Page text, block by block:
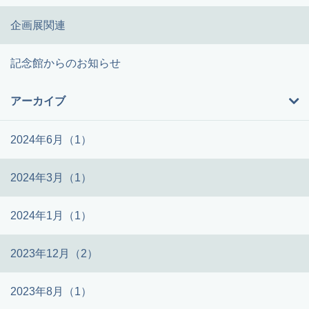
企画展関連
記念館からのお知らせ
アーカイブ
2024年6月（1）
2024年3月（1）
2024年1月（1）
2023年12月（2）
2023年8月（1）